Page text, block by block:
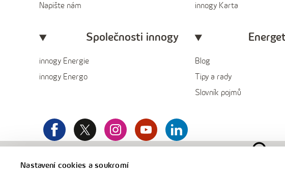
Nastavení cookies a soukromí
Napište nám
innogy Karta
Společnosti innogy
innogy Energie
innogy Energo
Blog
Tipy a rady
Slovník pojmů
facebook
x
innogy
instagramyoutubeLinkedin